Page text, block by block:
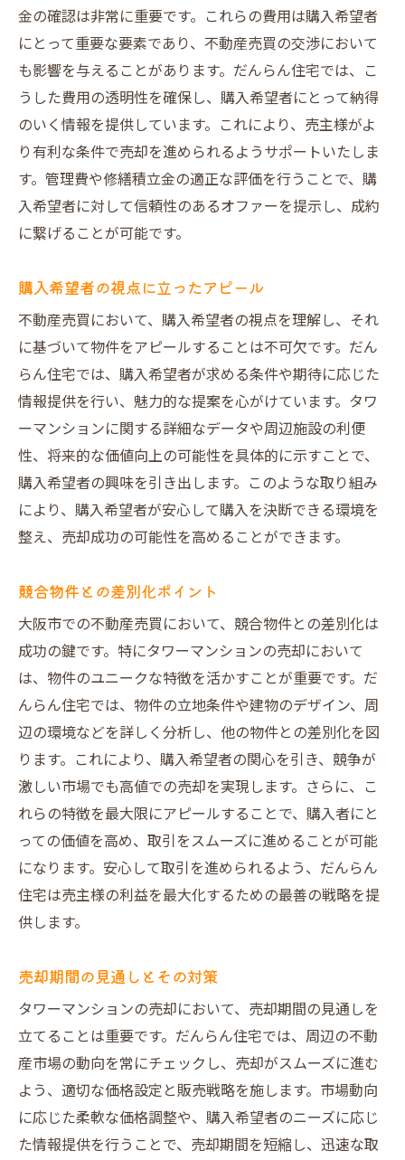
金の確認は非常に重要です。これらの費用は購入希望者
にとって重要な要素であり、不動産売買の交渉において
も影響を与えることがあります。だんらん住宅では、こ
うした費用の透明性を確保し、購入希望者にとって納得
のいく情報を提供しています。これにより、売主様がよ
り有利な条件で売却を進められるようサポートいたしま
す。管理費や修繕積立金の適正な評価を行うことで、購
入希望者に対して信頼性のあるオファーを提示し、成約
に繋げることが可能です。
購入希望者の視点に立ったアピール
不動産売買において、購入希望者の視点を理解し、それ
に基づいて物件をアピールすることは不可欠です。だん
らん住宅では、購入希望者が求める条件や期待に応じた
情報提供を行い、魅力的な提案を心がけています。タワ
ーマンションに関する詳細なデータや周辺施設の利便
性、将来的な価値向上の可能性を具体的に示すことで、
購入希望者の興味を引き出します。このような取り組み
により、購入希望者が安心して購入を決断できる環境を
整え、売却成功の可能性を高めることができます。
競合物件との差別化ポイント
大阪市での不動産売買において、競合物件との差別化は
成功の鍵です。特にタワーマンションの売却において
は、物件のユニークな特徴を活かすことが重要です。だ
んらん住宅では、物件の立地条件や建物のデザイン、周
辺の環境などを詳しく分析し、他の物件との差別化を図
ります。これにより、購入希望者の関心を引き、競争が
激しい市場でも高値での売却を実現します。さらに、こ
れらの特徴を最大限にアピールすることで、購入者にと
っての価値を高め、取引をスムーズに進めることが可能
になります。安心して取引を進められるよう、だんらん
住宅は売主様の利益を最大化するための最善の戦略を提
供します。
売却期間の見通しとその対策
タワーマンションの売却において、売却期間の見通しを
立てることは重要です。だんらん住宅では、周辺の不動
産市場の動向を常にチェックし、売却がスムーズに進む
よう、適切な価格設定と販売戦略を施します。市場動向
に応じた柔軟な価格調整や、購入希望者のニーズに応じ
た情報提供を行うことで、売却期間を短縮し、迅速な取